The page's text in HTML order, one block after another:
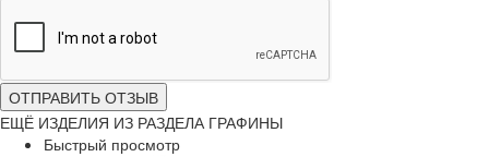
ОТПРАВИТЬ ОТЗЫВ
ЕЩЁ ИЗДЕЛИЯ ИЗ РАЗДЕЛА ГРАФИНЫ
Быстрый просмотр